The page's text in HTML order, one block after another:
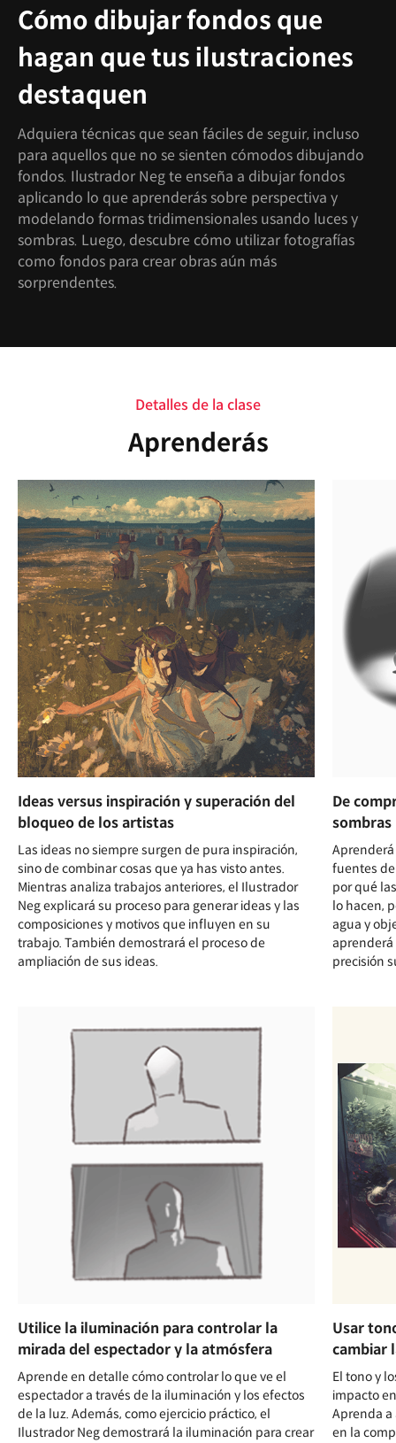
Cómo dibujar fondos que
hagan que tus ilustraciones
destaquen
Adquiera técnicas que sean fáciles de seguir, incluso
para aquellos que no se sienten cómodos dibujando
fondos. Ilustrador Neg te enseña a dibujar fondos
aplicando lo que aprenderás sobre perspectiva y
modelando formas tridimensionales usando luces y
sombras. Luego, descubre cómo utilizar fotografías
como fondos para crear obras aún más
sorprendentes.
Detalles de la clase
Aprenderás
Ideas versus inspiración y superación del
bloqueo de los artistas
Las ideas no siempre surgen de pura inspiración,
sino de combinar cosas que ya has visto antes.
Mientras analiza trabajos anteriores, el Ilustrador
Neg explicará su proceso para generar ideas y las
composiciones y motivos que influyen en su
trabajo. También demostrará el proceso de
ampliación de sus ideas.
De
sombras
fuentes
por qué
lo hacen,
agua y
aprenderá
precisión
Utilice la iluminación para controlar la
mirada del espectador y la atmósfera
Aprende en detalle cómo controlar lo que ve el
espectador a través de la iluminación y los efectos
de la luz. Además, como ejercicio práctico, el
Ilustrador Neg demostrará la iluminación para crear
Usar
cambiar
El tono y
impacto
Aprenda a
en la